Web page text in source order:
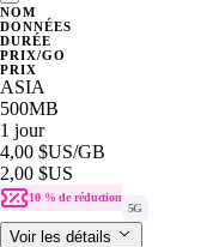
NOM
DONNÉES
DURÉE
PRIX/GO
PRIX
ASIA
500MB
1 jour
4,00 $US/GB
2,00 $US
10 % de réduction
5G
Voir les détails